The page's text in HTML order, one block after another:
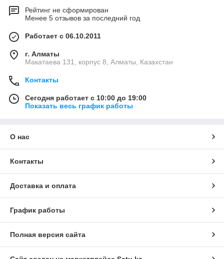
Рейтинг не сформирован
Менее 5 отзывов за последний год
Работает с 06.10.2011
г. Алматы
Макатаева 131, корпус 8, Алматы, Казахстан
Контакты
Сегодня работает с 10:00 до 19:00
Показать весь график работы
О нас
Контакты
Доставка и оплата
График работы
Полная версия сайта